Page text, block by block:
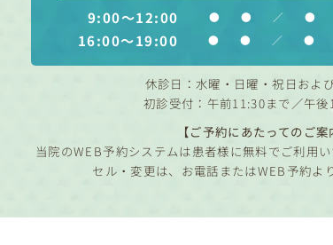
9:00～12:00
● ● ／ ●
16:00～19:00 ● ● ／ ●
休診日：水曜・日曜・祝日およ
初診受付：午前11:30まで／午
【ご予約にあたってのご案
当院のWEB予約システムは患者様に無料でご利用
セル・変更は、お電話またはWEB予約よ